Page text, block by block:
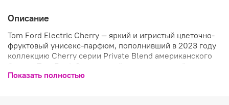
Описание
Tom Ford Electric Cherry — яркий и игристый цветочно-
фруктовый унисекс-парфюм, пополнивший в 2023 году
коллекцию Cherry серии Private Blend американского
олицетворяет ранние, кокетливые стадии.
Показать полностью